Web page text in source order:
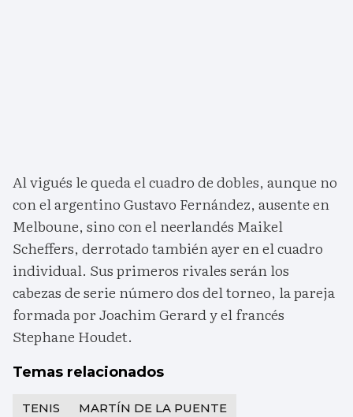
Al vigués le queda el cuadro de dobles, aunque no
con el argentino Gustavo Fernández, ausente en
Melboune, sino con el neerlandés Maikel
Scheffers, derrotado también ayer en el cuadro
individual. Sus primeros rivales serán los
cabezas de serie número dos del torneo, la pareja
formada por Joachim Gerard y el francés
Stephane Houdet.
Temas relacionados
TENIS
MARTÍN DE LA PUENTE